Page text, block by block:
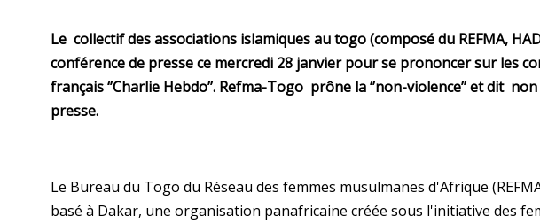
Le collectif des associations islamiques au togo (composé du REFMA,
conférence de presse ce mercredi 28 janvier pour se prononcer sur les
français ‘’Charlie Hebdo’’. Refma-Togo prône la ‘’non-violence’’ et dit non
presse.
Le Bureau du Togo du Réseau des femmes musulmanes d'Afrique
basé à Dakar, une organisation panafricaine créée sous l'initiative des